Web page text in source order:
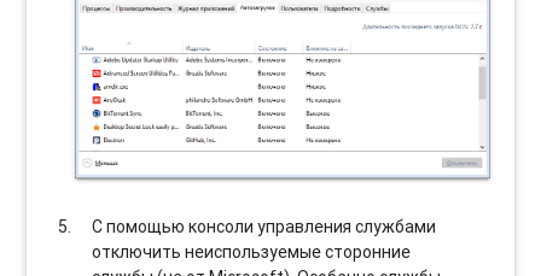
С помощью консоли управления службами
отключить неиспользуемые сторонние